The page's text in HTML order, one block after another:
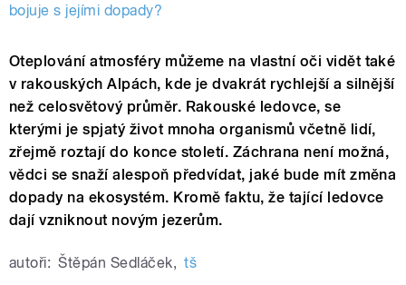
bojuje s jejími dopady?
Oteplování atmosféry můžeme na vlastní oči vidět také
v rakouských Alpách, kde je dvakrát rychlejší a silnější
než celosvětový průměr. Rakouské ledovce, se
kterými je spjatý život mnoha organismů včetně lidí,
zřejmě roztají do konce století. Záchrana není možná,
vědci se snaží alespoň předvídat, jaké bude mít změna
dopady na ekosystém. Kromě faktu, že tající ledovce
dají vzniknout novým jezerům.
autoři: Štěpán Sedláček, tš